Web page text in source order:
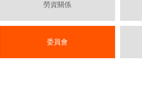
勞資關係
委員會